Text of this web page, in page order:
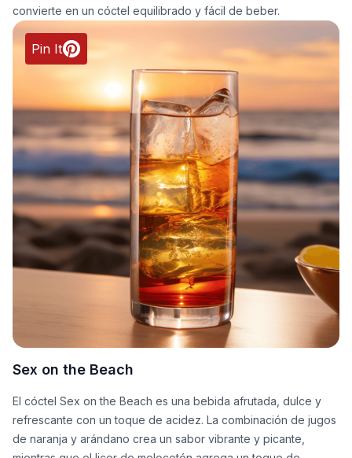
convierte en un cóctel equilibrado y fácil de beber.
Pin It
Sex on the Beach
El cóctel Sex on the Beach es una bebida afrutada, dulce y
refrescante con un toque de acidez. La combinación de jugos
de naranja y arándano crea un sabor vibrante y picante,